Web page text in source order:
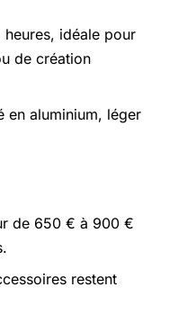
heures, idéale pour
de création
en aluminium, léger
de 650 € à 900 €
restent